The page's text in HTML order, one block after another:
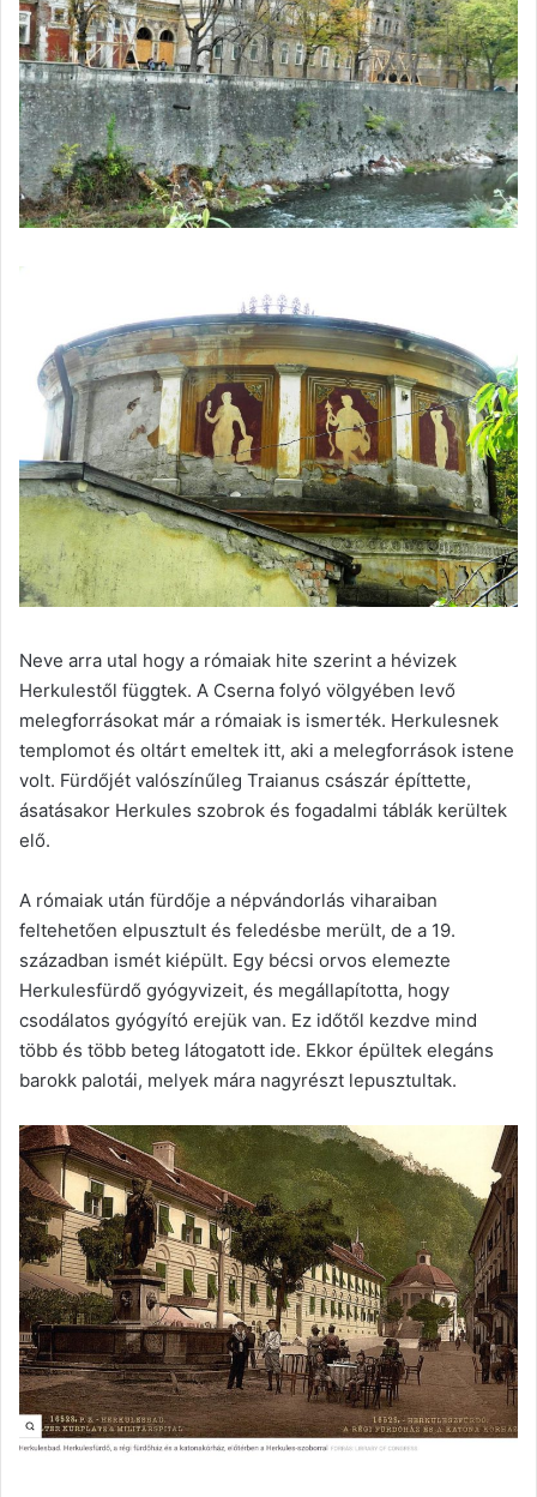
Neve arra utal hogy a rómaiak hite szerint a hévizek
Herkulestől függtek. A Cserna folyó völgyében levő
melegforrásokat már a rómaiak is ismerték. Herkulesnek
templomot és oltárt emeltek itt, aki a melegforrások istene
volt. Fürdőjét valószínűleg Traianus császár építtette,
ásatásakor Herkules szobrok és fogadalmi táblák kerültek
elő.
A rómaiak után fürdője a népvándorlás viharaiban
feltehetően elpusztult és feledésbe merült, de a 19.
században ismét kiépült. Egy bécsi orvos elemezte
Herkulesfürdő gyógyvizeit, és megállapította, hogy
csodálatos gyógyító erejük van. Ez időtől kezdve mind
több és több beteg látogatott ide. Ekkor épültek elegáns
barokk palotái, melyek mára nagyrészt lepusztultak.